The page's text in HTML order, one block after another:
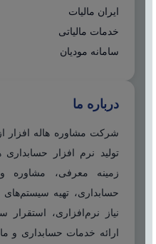
ایران مالیات
خدمات مالیاتی
سامانه مودیان
درباره ما
تولید نرم افزار
زمینه معرفی، مشاوره
حسابداری، تهیه سیستم‌های
نیاز نرم‌افزاری،
ارائه خدمات حسابداری و